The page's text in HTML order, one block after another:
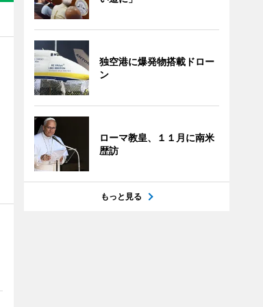
独空港に爆発物搭載ドロー
ン
ローマ教皇、１１月に南米
歴訪
もっと見る